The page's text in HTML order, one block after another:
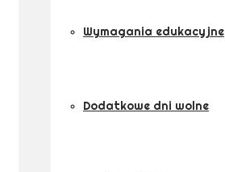
Wymagania edukacyjne
Dodatkowe dni wolne